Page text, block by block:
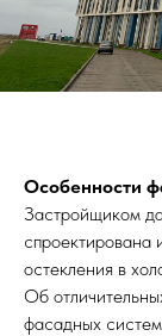
Особенности
Застройщиком
спроектирована
остекления в
Об
фасадных